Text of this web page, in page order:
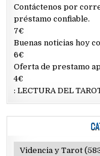
Contáctenos por
préstamo confiable.
7€
Buenas noticias hoy
6€
Oferta de prestamo
4€
: LECTURA DEL